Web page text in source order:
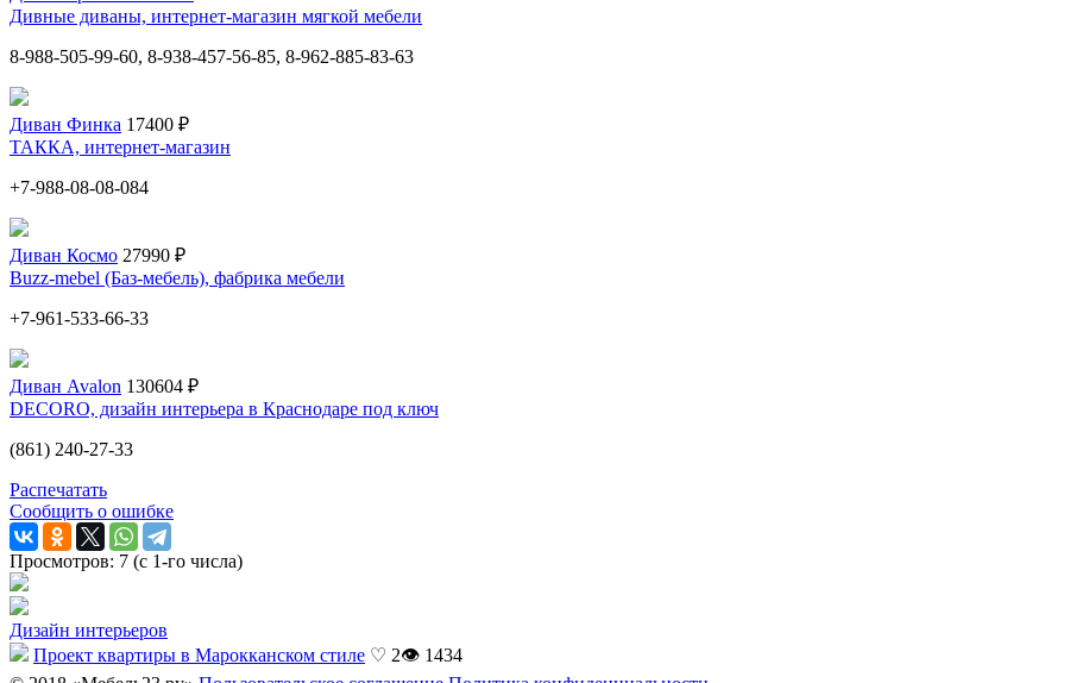
Дивные диваны, интернет-магазин мягкой мебели
8-988-505-99-60, 8-938-457-56-85, 8-962-885-83-63
Диван Финка 17400 ₽
ТАККА, интернет-магазин
+7-988-08-08-084
Диван Космо 27990 ₽
Buzz-mebel (Баз-мебель), фабрика мебели
+7-961-533-66-33
Диван Avalon 130604 ₽
DECORO, дизайн интерьера в Краснодаре под ключ
(861) 240-27-33
Распечатать
Сообщить о ошибке
Просмотров: 7 (с 1-го числа)
Дизайн интерьеров
Проект квартиры в Марокканском стиле ♡ 2👁 1434